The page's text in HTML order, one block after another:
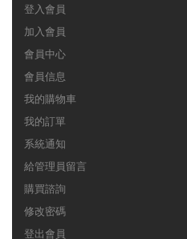
登入會員
加入會員
會員中心
會員信息
我的購物車
我的訂單
系統通知
給管理員留言
購買諮詢
修改密碼
登出會員